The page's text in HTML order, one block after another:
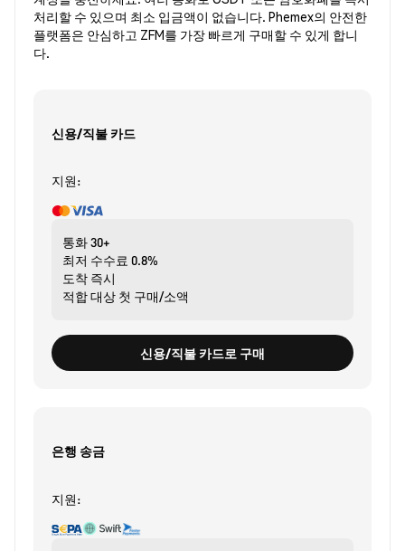
처리할 수 있으며 최소 입금액이 없습니다. Phemex의 안전한
플랫폼은 안심하고 ZFM를 가장 빠르게 구매할 수 있게 합니
다.
신용/직불 카드
지원:
통화30+
최저 수수료 0.8%
도착 즉시
적합 대상 첫 구매/소액
신용/직불 카드로 구매
은행 송금
지원: